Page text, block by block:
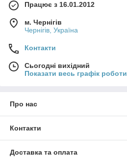
Працює з 16.01.2012
м. Чернігів
Чернігів, Україна
Контакти
Сьогодні вихідний
Показати весь графік роботи
Про нас
Контакти
Доставка та оплата